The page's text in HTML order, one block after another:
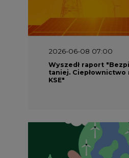
2026-06-08 07:00
Wyszedł raport
taniej. Ciepłownictwo
KSE"